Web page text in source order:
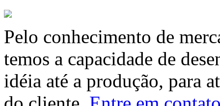
Pelo conhecimento de
temos a capacidade de
idéia até a produção, para